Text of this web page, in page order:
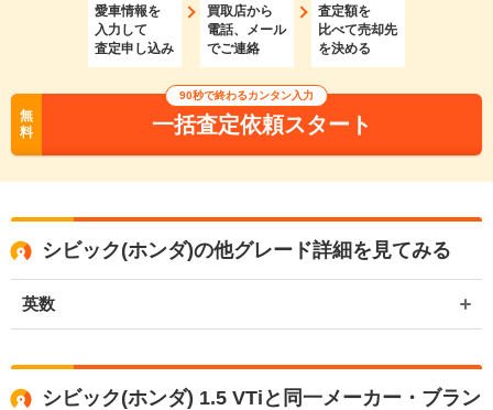
愛車情報を
入力して
査定申し込み
買取店から
電話、メール
でご連絡
査定額を
比べて売却先
を決める
無
料
90秒で終わるカンタン入力
一括査定依頼スタート
シビック(ホンダ)の他グレード詳細を見てみる
英数
シビック(ホンダ) 1.5 VTiと同一メーカー・ブラン